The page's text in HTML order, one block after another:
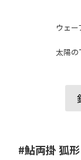
ウェ
太陽の
#鮎両掛 狐形